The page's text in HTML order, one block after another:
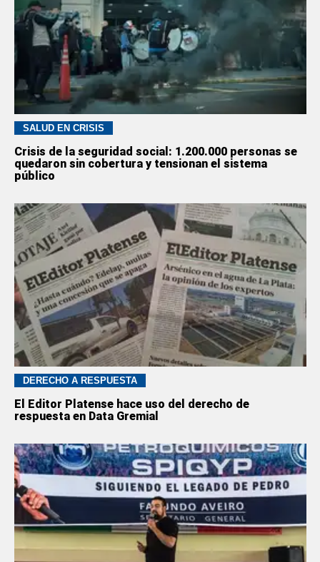
SALUD EN CRISIS
Crisis de la seguridad social: 1.200.000 personas se
quedaron sin cobertura y tensionan el sistema
público
DERECHO A RESPUESTA
El Editor Platense hace uso del derecho de
respuesta en Data Gremial